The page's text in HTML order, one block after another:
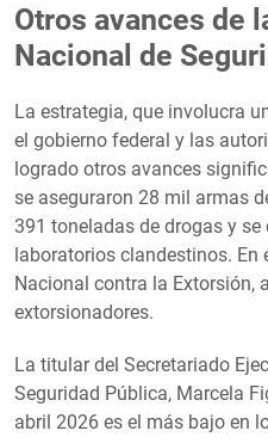
Otros avances de
Nacional de
La estrategia, que involucra
el gobierno federal y las
logrado otros avances
se aseguraron 28 mil armas
391 toneladas de drogas y
laboratorios clandestinos. En
Nacional contra la Extorsión,
extorsionadores.
La titular del Secretariado
Seguridad Pública, Marcela
abril 2026 es el más bajo en